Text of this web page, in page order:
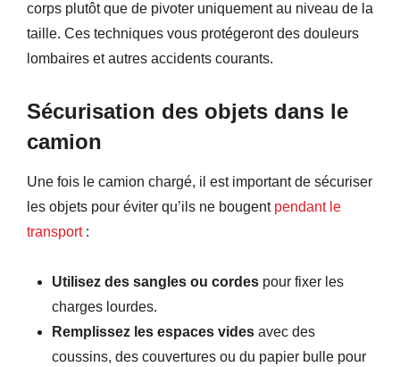
corps plutôt que de pivoter uniquement au niveau de la
taille. Ces techniques vous protégeront des douleurs
lombaires et autres accidents courants.
Sécurisation des objets dans le
camion
Une fois le camion chargé, il est important de sécuriser
les objets pour éviter qu’ils ne bougent pendant le
transport:
Utilisez des sangles ou cordes pour fixer les
charges lourdes.
Remplissez les espaces vides avec des
coussins, des couvertures ou du papier bulle pour